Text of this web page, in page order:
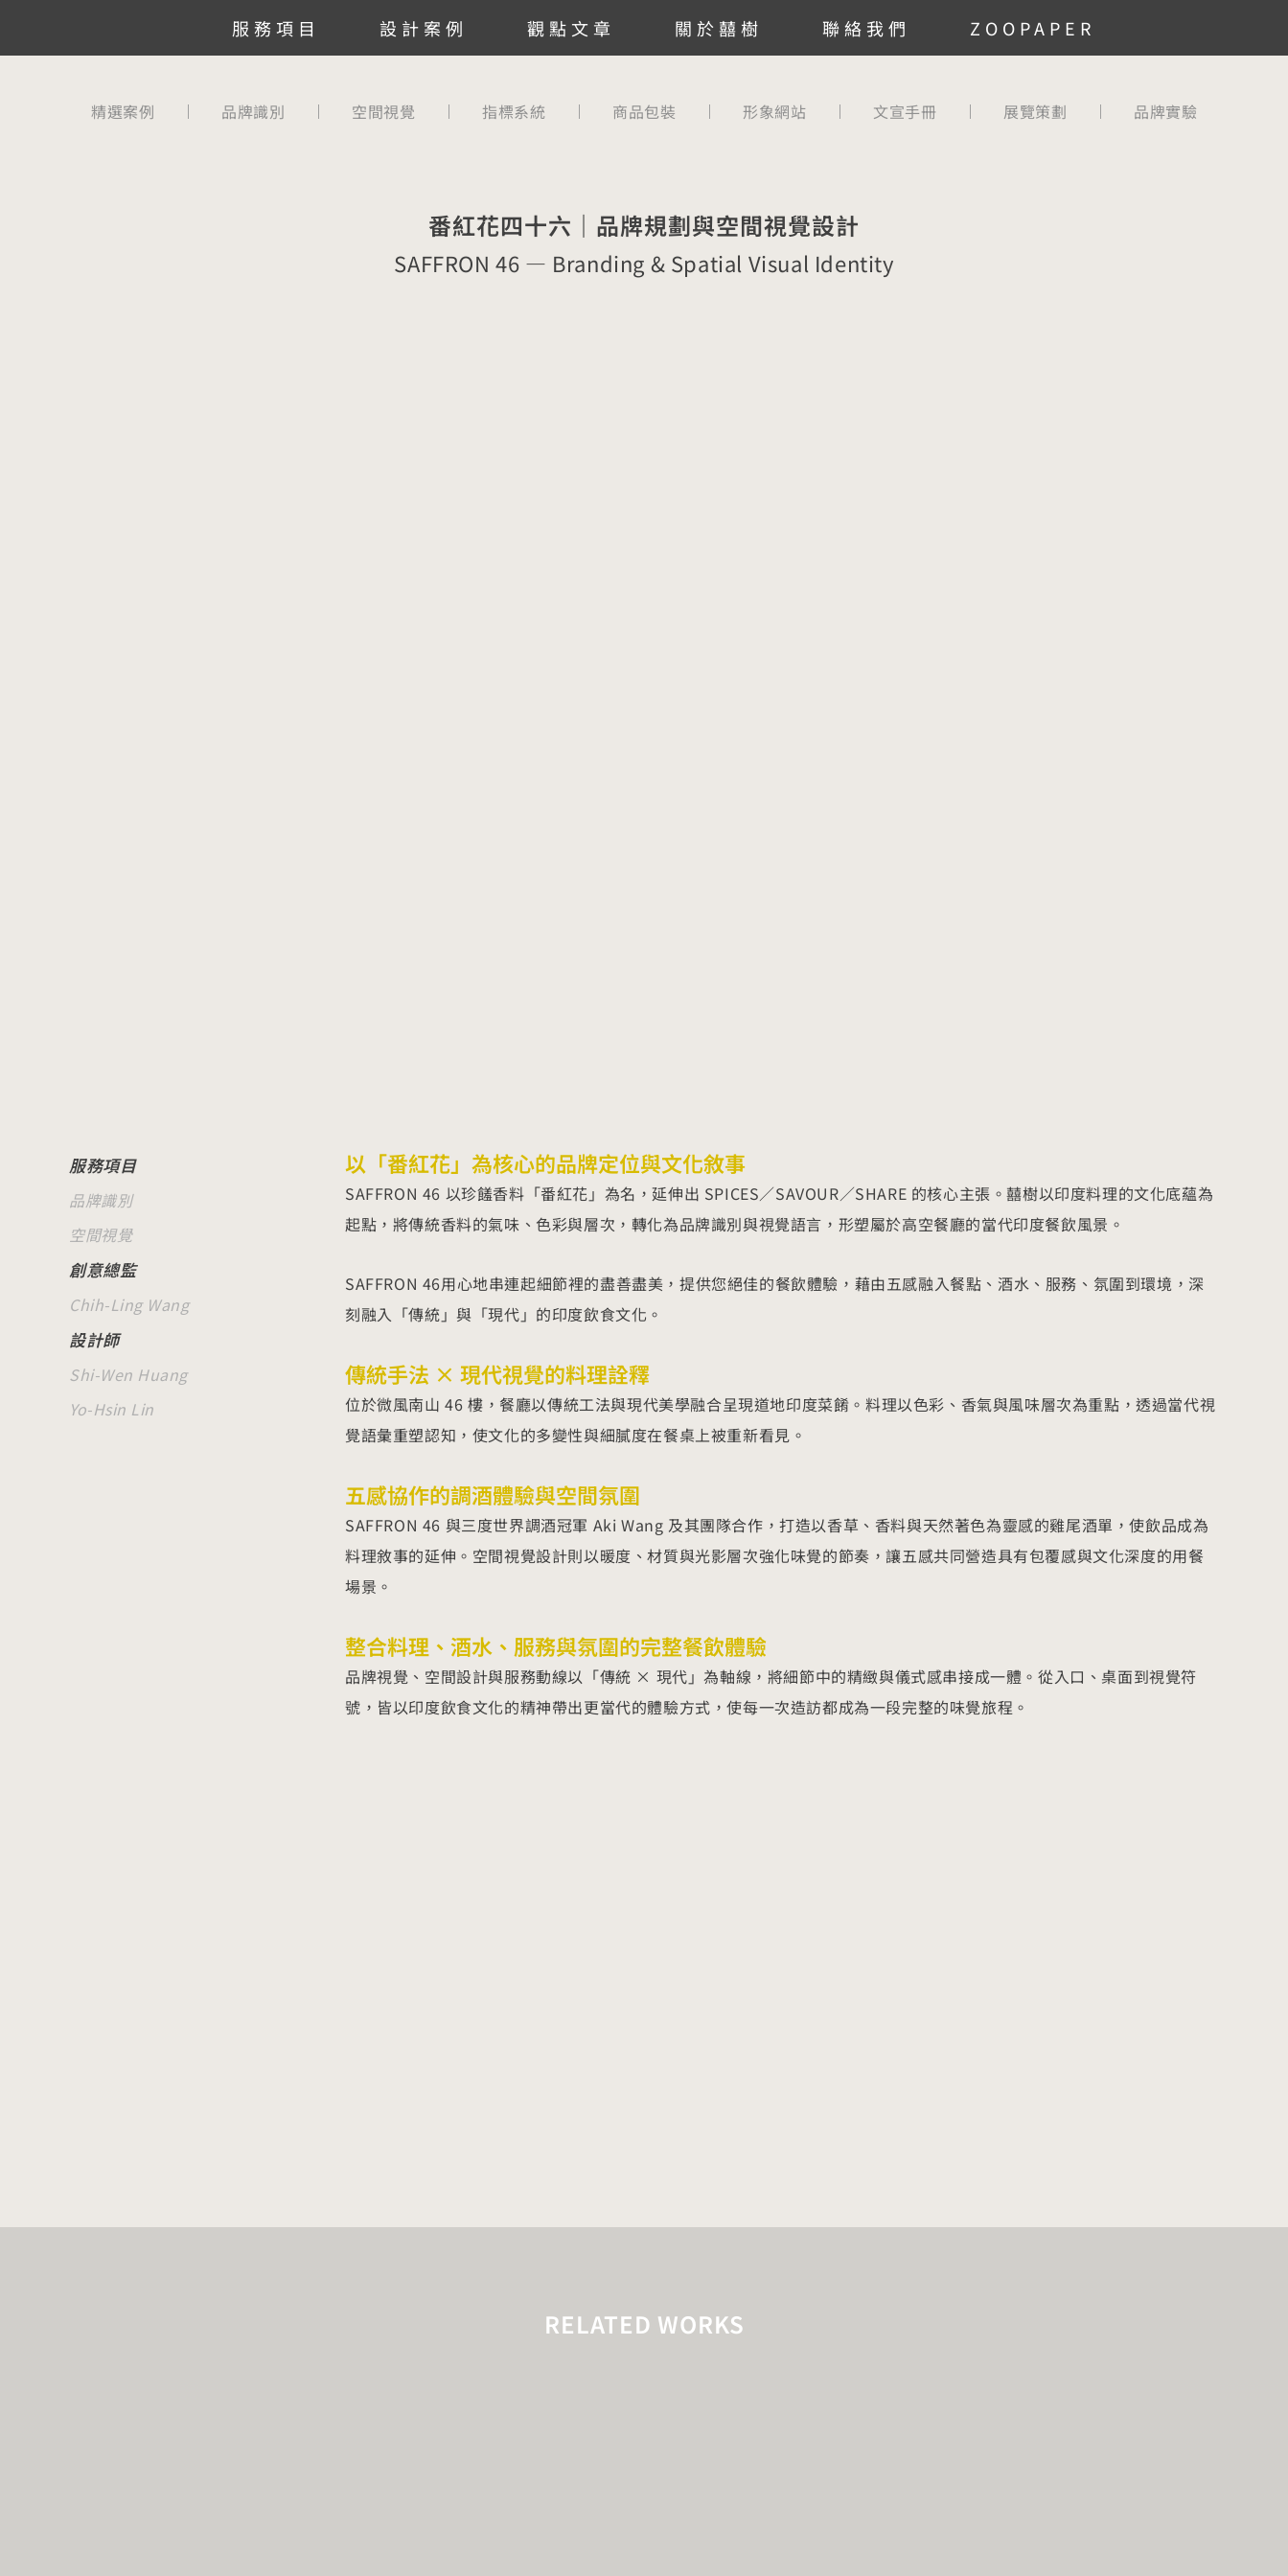
服務項目 設計案例 觀點文章 關於囍樹 聯絡我們 ZOOPAPER
精選案例 品牌識別 空間視覺 指標系統 商品包裝 形象網站 文宣手冊 展覽策劃 品牌實驗
番紅花四十六｜品牌規劃與空間視覺設計
SAFFRON 46 — Branding & Spatial Visual Identity
服務項目
品牌識別
空間視覺
創意總監
Chih-Ling Wang
設計師
Shi-Wen Huang
Yo-Hsin Lin
以「番紅花」為核心的品牌定位與文化敘事
SAFFRON 46 以珍饈香料「番紅花」為名，延伸出 SPICES／SAVOUR／SHARE 的核心主張。囍樹以印度料理的文化底蘊為
起點，將傳統香料的氣味、色彩與層次，轉化為品牌識別與視覺語言，形塑屬於高空餐廳的當代印度餐飲風景。
SAFFRON 46用心地串連起細節裡的盡善盡美，提供您絕佳的餐飲體驗，藉由五感融入餐點、酒水、服務、氛圍到環境，深
刻融入「傳統」與「現代」的印度飲食文化。
傳統手法 × 現代視覺的料理詮釋
位於微風南山 46 樓，餐廳以傳統工法與現代美學融合呈現道地印度菜餚。料理以色彩、香氣與風味層次為重點，透過當代視
覺語彙重塑認知，使文化的多變性與細膩度在餐桌上被重新看見。
五感協作的調酒體驗與空間氛圍
SAFFRON 46 與三度世界調酒冠軍 Aki Wang 及其團隊合作，打造以香草、香料與天然著色為靈感的雞尾酒單，使飲品成為
料理敘事的延伸。空間視覺設計則以暖度、材質與光影層次強化味覺的節奏，讓五感共同營造具有包覆感與文化深度的用餐
場景。
整合料理、酒水、服務與氛圍的完整餐飲體驗
品牌視覺、空間設計與服務動線以「傳統 × 現代」為軸線，將細節中的精緻與儀式感串接成一體。從入口、桌面到視覺符
號，皆以印度飲食文化的精神帶出更當代的體驗方式，使每一次造訪都成為一段完整的味覺旅程。
RELATED WORKS